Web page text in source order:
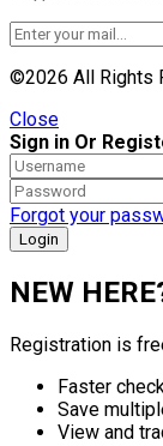
©2026 All Rights
Close
Sign in Or
Forgot your
NEW
Registration is
Faster
Save
View and